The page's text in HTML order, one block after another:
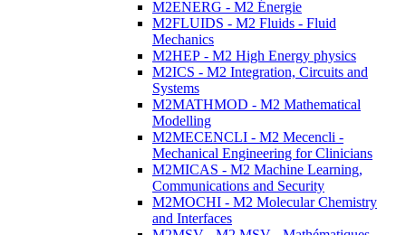
M2ENERG - M2 Énergie
M2FLUIDS - M2 Fluids - Fluid
Mechanics
M2HEP - M2 High Energy physics
M2ICS - M2 Integration, Circuits and
Systems
M2MATHMOD - M2 Mathematical
Modelling
M2MECENCLI - M2 Mecencli -
Mechanical Engineering for Clinicians
M2MICAS - M2 Machine Learning,
Communications and Security
M2MOCHI - M2 Molecular Chemistry
and Interfaces